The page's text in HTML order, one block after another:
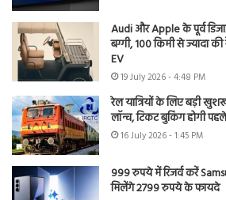
Audi और Apple के पूर्व
बग्गी, 100 किमी से ज्यादा
EV
19 July 2026 - 4:48 PM
रेल यात्रियों के लिए बड़ी
लॉन्च, टिकट बुकिंग होगी
16 July 2026 - 1:45 PM
999 रुपये में रिजर्व करें
मिलेंगे 2799 रुपये के फायदे